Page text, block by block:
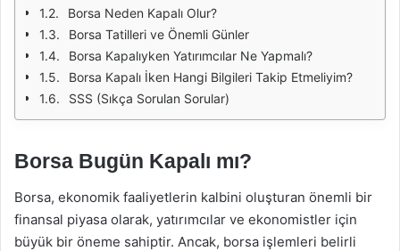
Borsa Neden Kapalı Olur?
Borsa Tatilleri ve Önemli Günler
Borsa Kapalıyken Yatırımcılar Ne Yapmalı?
Borsa Kapalı İken Hangi Bilgileri Takip Etmeliyim?
SSS (Sıkça Sorulan Sorular)
Borsa Bugün Kapalı mı?
Borsa, ekonomik faaliyetlerin kalbini oluşturan önemli bir
finansal piyasa olarak, yatırımcılar ve ekonomistler için
büyük bir öneme sahiptir. Ancak, borsa işlemleri belirli